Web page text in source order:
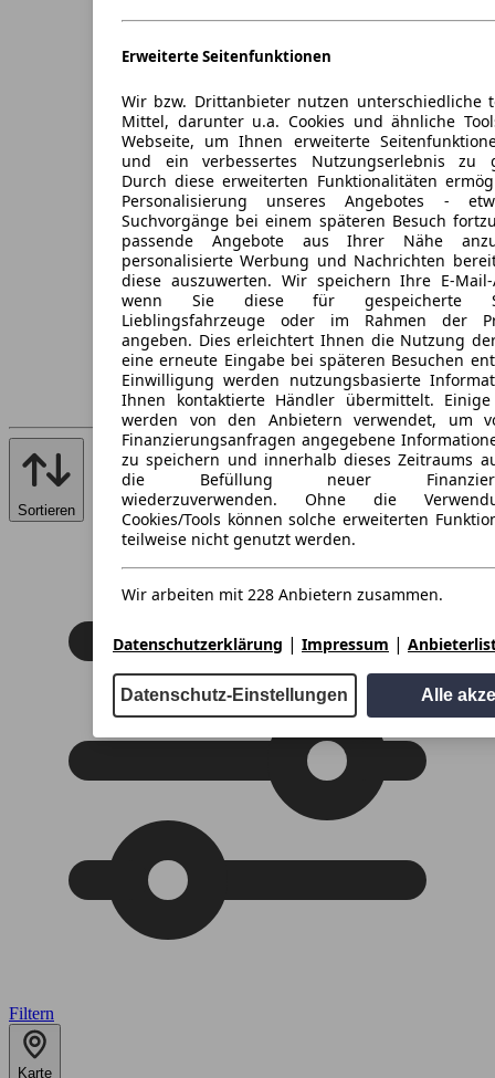
Erweiterte Seitenfunktionen
Wir bzw. Drittanbieter nutzen unterschiedliche
Mittel, darunter u.a. Cookies und ähnliche
Webseite, um Ihnen erweiterte
und ein verbessertes Nutzungserlebnis zu
Durch diese erweiterten Funktionalitäten
Personalisierung unseres Angebotes -
Suchvorgänge bei einem späteren Besuch
passende Angebote aus Ihrer Nähe
personalisierte Werbung und Nachrichten
diese auszuwerten. Wir speichern Ihre E-Mail-
wenn Sie diese für gespeicherte
Lieblingsfahrzeuge oder im Rahmen der
angeben. Dies erleichtert Ihnen die Nutzung
eine erneute Eingabe bei späteren Besuchen
Einwilligung werden nutzungsbasierte
Ihnen kontaktierte Händler übermittelt. Einige
werden von den Anbietern verwendet, um
Finanzierungsanfragen angegebene
zu speichern und innerhalb dieses Zeitraums
die Befüllung neuer
wiederzuverwenden. Ohne die
Cookies/Tools können solche erweiterten
teilweise nicht genutzt werden.
Wir arbeiten mit 228 Anbietern zusammen.
Datenschutzerklärung | Impressum |
Datenschutz-Einstellungen Alle
Sortieren
Filtern
Karte